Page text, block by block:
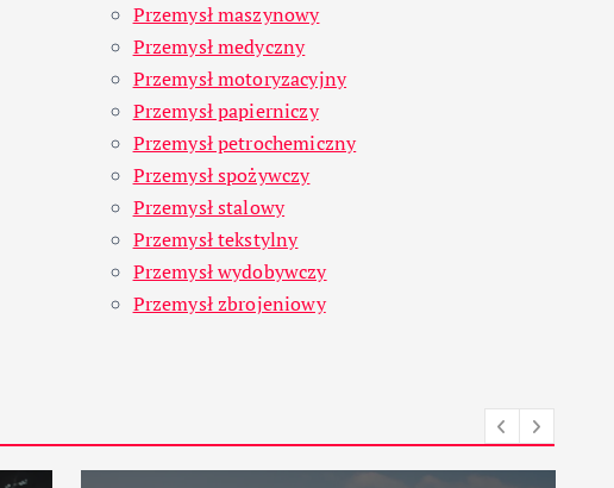
Przemysł maszynowy
Przemysł medyczny
Przemysł motoryzacyjny
Przemysł papierniczy
Przemysł petrochemiczny
Przemysł spożywczy
Przemysł stalowy
Przemysł tekstylny
Przemysł wydobywczy
Przemysł zbrojeniowy